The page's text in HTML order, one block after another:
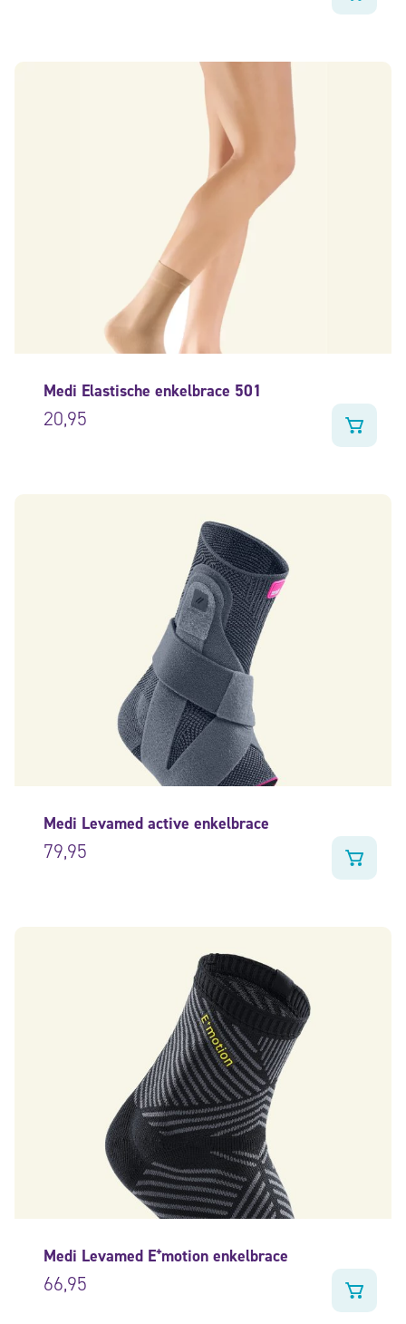
Medi Elastische enkelbrace 501
20,95
Medi Levamed active enkelbrace
79,95
Medi Levamed E⁺motion enkelbrace
66,95